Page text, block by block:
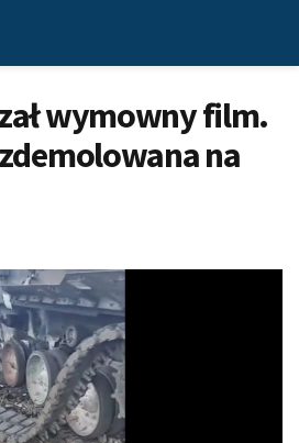
wymowny film.
na